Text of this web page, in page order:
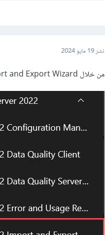
نشر19 مايو 2024
من خلال Import and Export Wizard، في الويندوز ابحث عن SQL Server Import and Export Wizard: